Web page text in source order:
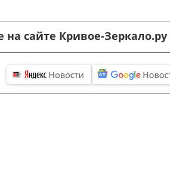
сайте Кривое-Зеркало.ру